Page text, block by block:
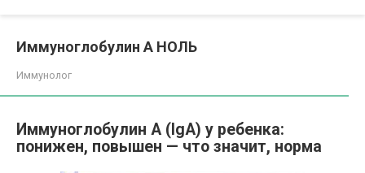
Иммуноглобулин А НОЛЬ
Иммунолог
Иммуноглобулин A (IgA) у ребенка:
понижен, повышен — что значит, норма